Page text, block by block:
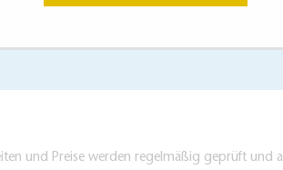
und Preise werden regelmäßig geprüft und